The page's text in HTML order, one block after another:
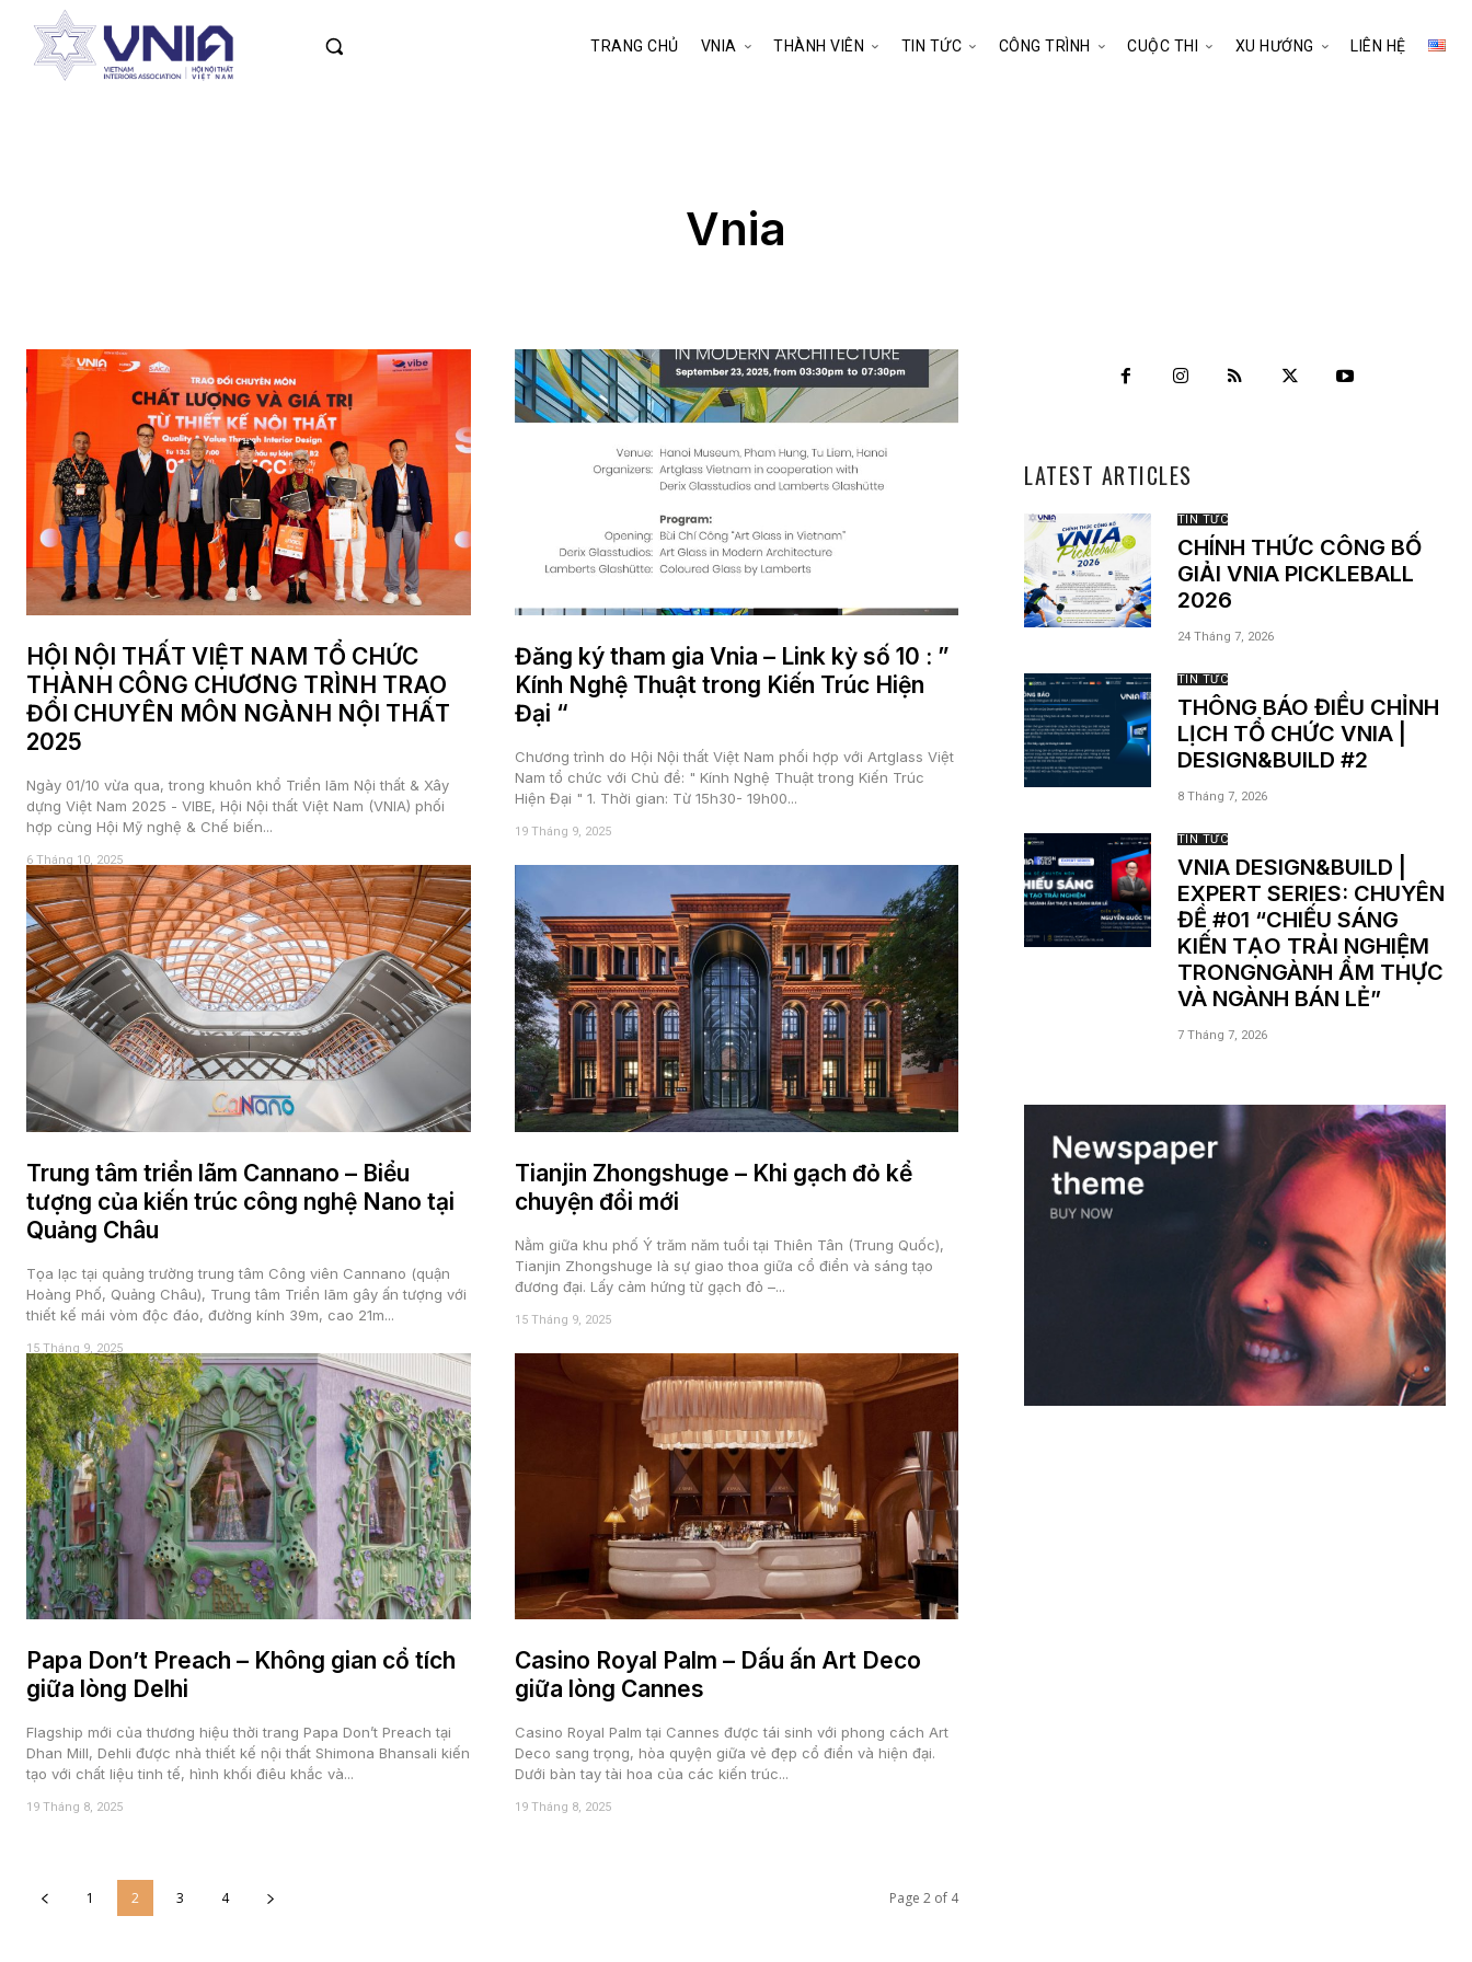
TRANG CHỦ VNIA THÀNH VIÊN TIN TỨC CÔNG TRÌNH CUỘC THI XU HƯỚNG LIÊN HỆ
Vnia
HỘI NỘI THẤT VIỆT NAM TỔ CHỨC
THÀNH CÔNG CHƯƠNG TRÌNH TRAO
ĐỔI CHUYÊN MÔN NGÀNH NỘI THẤT
2025
Ngày 01/10 vừa qua, trong khuôn khổ Triển lãm Nội thất & Xây
dựng Việt Nam 2025 - VIBE, Hội Nội thất Việt Nam (VNIA) phối
hợp cùng Hội Mỹ nghệ & Chế biến...
6 Tháng 10, 2025
Đăng ký tham gia Vnia – Link kỳ số 10 : ”
Kính Nghệ Thuật trong Kiến Trúc Hiện
Đại “
Chương trình do Hội Nội thất Việt Nam phối hợp với Artglass Việt
Nam tổ chức với Chủ đề: " Kính Nghệ Thuật trong Kiến Trúc
Hiện Đại " 1. Thời gian: Từ 15h30- 19h00...
19 Tháng 9, 2025
Trung tâm triển lãm Cannano – Biểu
tượng của kiến trúc công nghệ Nano tại
Quảng Châu
Tọa lạc tại quảng trường trung tâm Công viên Cannano (quận
Hoàng Phố, Quảng Châu), Trung tâm Triển lãm gây ấn tượng với
thiết kế mái vòm độc đáo, đường kính 39m, cao 21m...
15 Tháng 9, 2025
Tianjin Zhongshuge – Khi gạch đỏ kể
chuyện đổi mới
Nằm giữa khu phố Ý trăm năm tuổi tại Thiên Tân (Trung Quốc),
Tianjin Zhongshuge là sự giao thoa giữa cổ điển và sáng tạo
đương đại. Lấy cảm hứng từ gạch đỏ –...
15 Tháng 9, 2025
Papa Don’t Preach – Không gian cổ tích
giữa lòng Delhi
Flagship mới của thương hiệu thời trang Papa Don’t Preach tại
Dhan Mill, Dehli được nhà thiết kế nội thất Shimona Bhansali kiến
tạo với chất liệu tinh tế, hình khối điêu khắc và...
19 Tháng 8, 2025
Casino Royal Palm – Dấu ấn Art Deco
giữa lòng Cannes
Casino Royal Palm tại Cannes được tái sinh với phong cách Art
Deco sang trọng, hòa quyện giữa vẻ đẹp cổ điển và hiện đại.
Dưới bàn tay tài hoa của các kiến trúc...
19 Tháng 8, 2025
1 2 3 4 Page 2 of 4
LATEST ARTICLES
TIN TỨC
CHÍNH THỨC CÔNG BỐ
GIẢI VNIA PICKLEBALL
2026
24 Tháng 7, 2026
TIN TỨC
THÔNG BÁO ĐIỀU CHỈNH
LỊCH TỔ CHỨC VNIA |
DESIGN&BUILD #2
8 Tháng 7, 2026
TIN TỨC
VNIA DESIGN&BUILD |
EXPERT SERIES: CHUYÊN
ĐỀ #01 “CHIẾU SÁNG
KIẾN TẠO TRẢI NGHIỆM
TRONGNGÀNH ẨM THỰC
VÀ NGÀNH BÁN LẺ”
7 Tháng 7, 2026